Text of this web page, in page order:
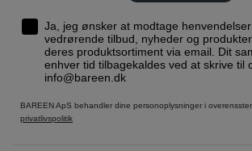
Ja, jeg ønsker at modtage
vedrørende tilbud, nyheder og
deres produktsortiment via email. Dit samtykke kan til
enhver tid tilbagekaldes ved at skrive til
info@bareen.dk
BAREEN ApS behandler dine personoplysninger i
privatlivspolitik